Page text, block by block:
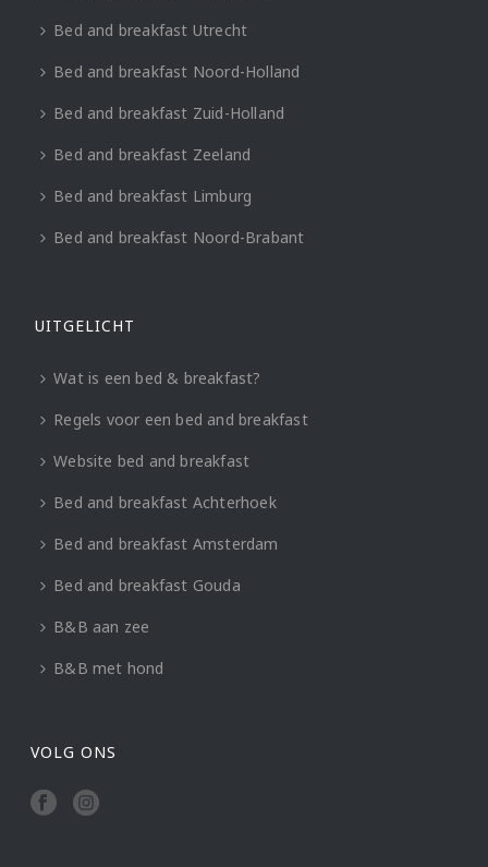
Bed and breakfast Utrecht
Bed and breakfast Noord-Holland
Bed and breakfast Zuid-Holland
Bed and breakfast Zeeland
Bed and breakfast Limburg
Bed and breakfast Noord-Brabant
UITGELICHT
Wat is een bed & breakfast?
Regels voor een bed and breakfast
Website bed and breakfast
Bed and breakfast Achterhoek
Bed and breakfast Amsterdam
Bed and breakfast Gouda
B&B aan zee
B&B met hond
VOLG ONS